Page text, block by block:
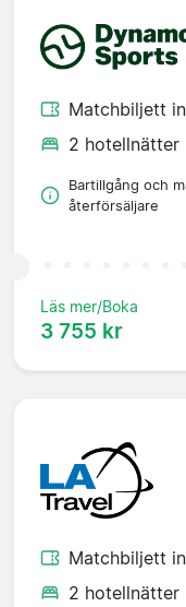
Matchbiljett
2 hotellnätter
Bartillgång och
återförsäljare
Läs mer/Boka
3 755 kr
Matchbiljett
2 hotellnätter